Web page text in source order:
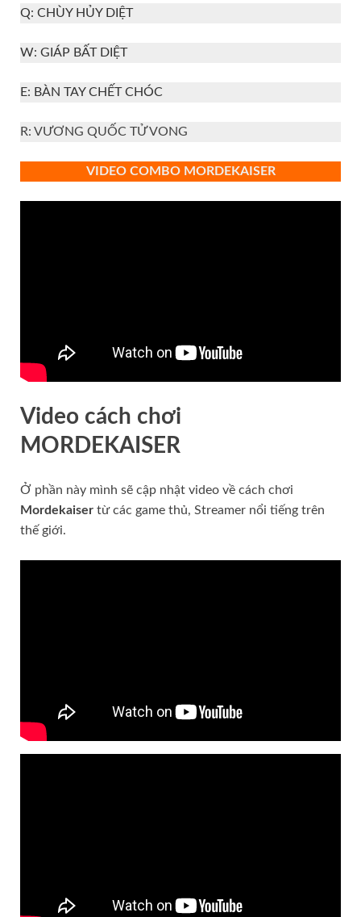
Q: CHÙY HỦY DIỆT
W: GIÁP BẤT DIỆT
E: BÀN TAY CHẾT CHÓC
R: VƯƠNG QUỐC TỬ VONG
VIDEO COMBO MORDEKAISER
Video cách chơi
MORDEKAISER
Ở phần này mình sẽ cập nhật video về cách chơi
Mordekaiser từ các game thủ, Streamer nổi tiếng trên
thế giới.